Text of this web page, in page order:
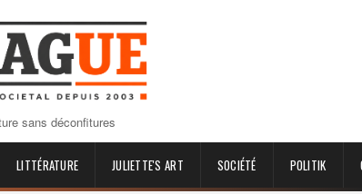
sans déconfitures
LITTÉRATURE JULIETTE'S ART SOCIÉTÉ POLITIK